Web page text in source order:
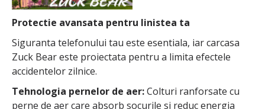
Protectie avansata pentru linistea ta
Siguranta telefonului tau este esentiala, iar carcasa
Zuck Bear este proiectata pentru a limita efectele
accidentelor zilnice.
Tehnologia pernelor de aer:Colturi ranforsate cu
perne de aer care absorb socurile si reduc energia